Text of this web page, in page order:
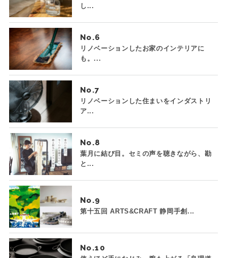
し...
No.
リノベーションしたお家のインテリアに
も。...
No.
リノベーションした住まいをインダストリ
ア...
No.
葉月に結び目。セミの声を聴きながら、勘
と...
No.
第十五回 ARTS&CRAFT 静岡手創...
No.